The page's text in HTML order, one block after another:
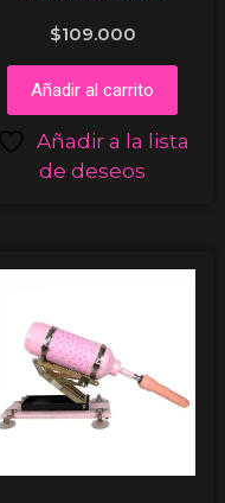
$109.000
Añadir al carrito
Añadir a la lista
de deseos